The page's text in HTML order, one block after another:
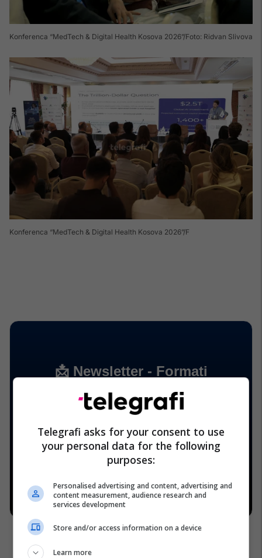
Konferenca “MedTech & Digital Health Kosova 2026” Foto: Ridvan Slivova
Konferenca “MedTech & Digital Health Kosova 2026” F
Telegrafi asks for your consent to use
your personal data for the following
purposes:
Personalised advertising and content, advertising and
content measurement, audience research and
services development
Store and/or access information on a device
Learn more